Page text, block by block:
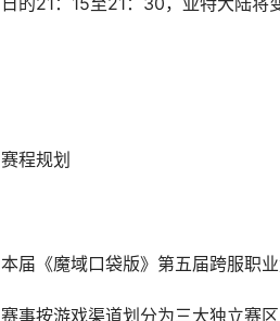
赛程规划
本届《魔域口袋版》第五届跨服职
赛事按游戏渠道划分为三大独立赛